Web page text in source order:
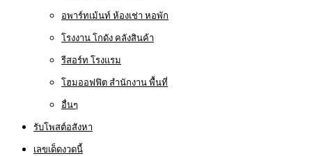
อพาร์ทเม้นท์ ห้องเช่า หอพัก
โรงงาน โกดัง คลังสินค้า
รีสอร์ท โรงแรม
โฮมออฟฟิต สำนักงาน พื้นที่
อื่นๆ
รับโพสต์อสังหา
เลขเด็ดงวดนี้